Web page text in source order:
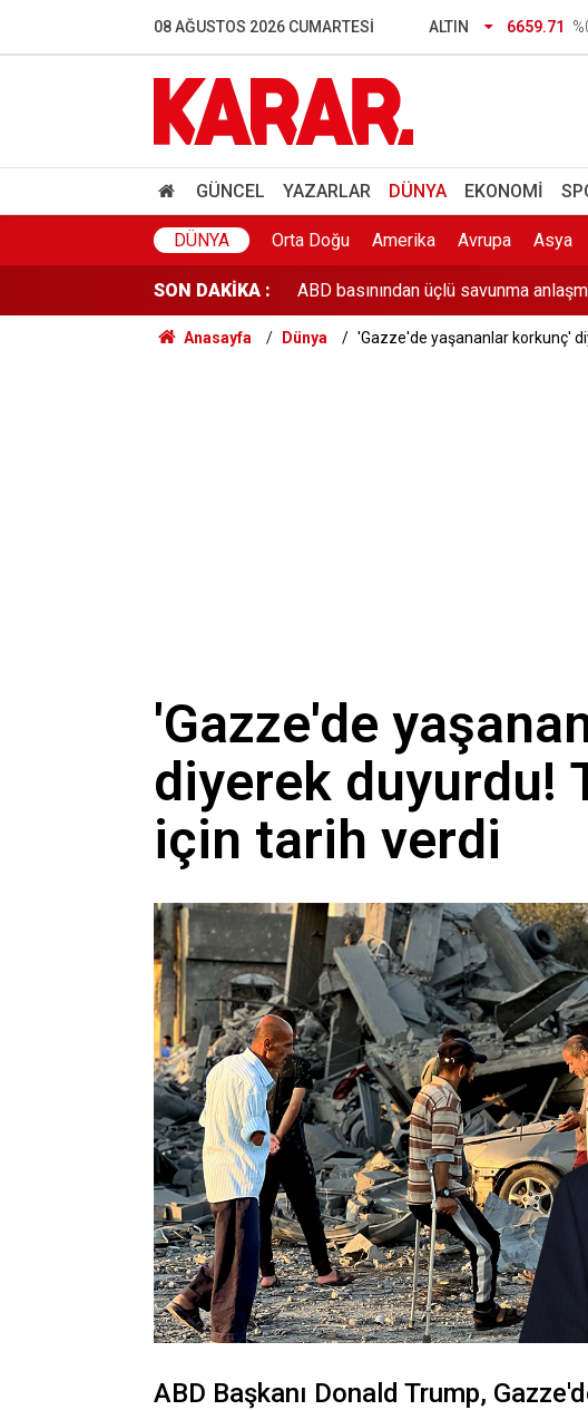
08 AĞUSTOS 2026 CUMARTESI ALTIN 6659.71
GÜNCEL YAZARLAR DÜNYA EKONOMI
DÜNYA Orta Doğu Amerika Avrupa Asya
SON DAKİKA :
YKS'de değişiklik iddialarına Bakan
IBAN'la para transferinde yeni dönem:
Kene yine can aldı: Ordu’da kene
ABD basınından üçlü savunma
Financial Times’tan El Nino uyarısı:
Anasayfa Dünya 'Gazze'de yaşananlar korkunç'
'Gazze'de
diyerek duyurdu!
için tarih verdi
ABD Başkanı Donald Trump,